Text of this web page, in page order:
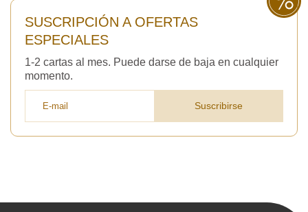
SUSCRIPCIÓN A OFERTAS
ESPECIALES
1-2 cartas al mes. Puede darse de baja en cualquier
momento.
Suscribirse